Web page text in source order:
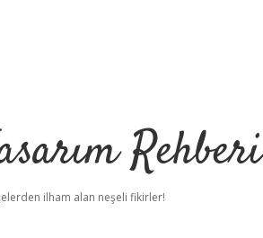
Rehberi
ilham alan neşeli fikirler!